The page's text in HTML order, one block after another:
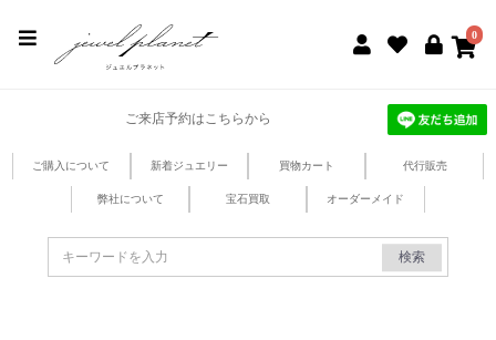
0
ご来店予約はこちらから
ご購入について 新着ジュエリー 買物カート 代行販売
弊社について 宝石買取 オーダーメイド
検索